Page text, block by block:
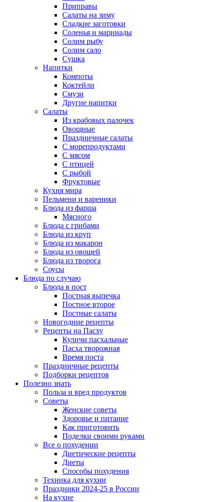
Приправы
Салаты на зиму
Сладкие заготовки
Соленья и маринады
Солим рыбу
Солим сало
Сушка
Напитки
Компоты
Коктейли
Смузи
Другие напитки
Салаты
Из крабовых палочек
Овощные
Праздничные салаты
С морепродуктами
С мясом
С птицей
С рыбой
Фруктовые
Кухня мира
Пельмени и вареники
Блюда из фарша
Мясного
Блюда с грибами
Блюда из круп
Блюда из макарон
Блюда из овощей
Блюда из творога
Соусы
Блюда по случаю
Блюда в пост
Постная выпечка
Постное второе
Постные салаты
Новогодние рецепты
Рецепты на Пасху
Куличи пасхальные
Пасха творожная
Время поста
Праздничные рецепты
Подборки рецептов
Полезно знать
Польза и вред продуктов
Советы
Женские советы
Здоровье и питание
Как приготовить
Поделки своими руками
Все о похудении
Диетические рецепты
Диеты
Способы похудения
Техника для кухни
Праздники 2024-25 в России
На кухне